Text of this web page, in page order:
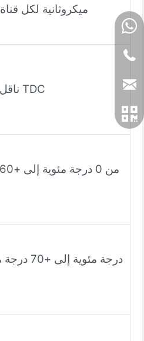
< 50 ميكروثانية لكل قناة
ناقل نظام TDC